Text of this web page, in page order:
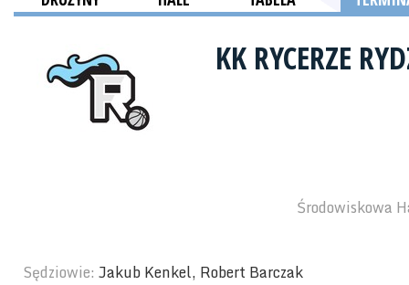
KK RYCERZE
Środowiskowa
Sędziowie: Jakub Kenkel, Robert Barczak